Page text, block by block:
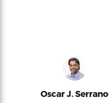
Oscar J. Serrano